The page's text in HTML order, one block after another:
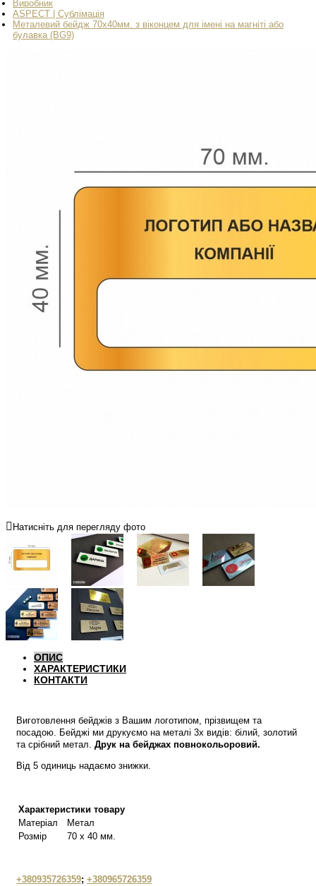
Виробник
ASPECT | Сублімація
Металевий бейдж 70x40мм. з віконцем для імені на магніті або
булавка (BG9)
Натисніть для перегляду фото
ОПИС
ХАРАКТЕРИСТИКИ
КОНТАКТИ
Виготовлення бейджів з Вашим логотипом, прізвищем та
посадою. Бейджі ми друкуємо на металі 3х видів: білий, золотий
та срібний метал. Друк на бейджах повнокольоровий.
Від 5 одиниць надаємо знижки.
Характеристики товару
Матеріал
Метал
Розмір
70 х 40 мм.
+380935726359; +380965726359